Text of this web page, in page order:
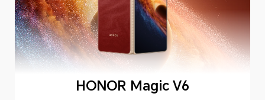
HONOR Magic V6